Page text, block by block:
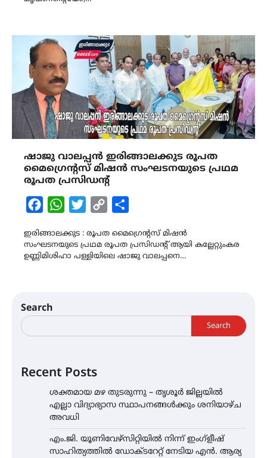
ഷാജു വാലപ്പൻ ഇരിങ്ങാലക്കുട രൂപത
മൈഗ്രെന്റസ് മിഷൻ സംഘടനയുടെ പ്രഥമ
രൂപത പ്രസിഡന്റ്‌
FacebookWhatsAppTwitterCopy
ഇരിങ്ങാലക്കുട : രൂപത മൈഗ്രെന്റസ് മിഷൻ
സംഘടനയുടെ പ്രഥമ രൂപത പ്രസിഡന്റ്‌ ആയി കല്ലേറ്റുംകര
ഉണ്ണിമിശിഹാ പള്ളിയിലെ ഷാജു വാലപ്പനെ…
Search
Search
Recent Posts
ശക്തമായ മഴ തുടരുന്നു – തൃശൂർ ജില്ലയിൽ
എല്ലാ വിദ്യാഭ്യാസ സ്ഥാപനങ്ങൾക്കും ശനിയാഴ്ച
അവധി
എം.ജി. യൂണിവേഴ്‌സിറ്റിയിൽ നിന്ന് ഇംഗ്ളീഷ്
സാഹിത്യത്തിൽ ഡോക്ടറേറ്റ് നേടിയ എൻ. ആര്യ